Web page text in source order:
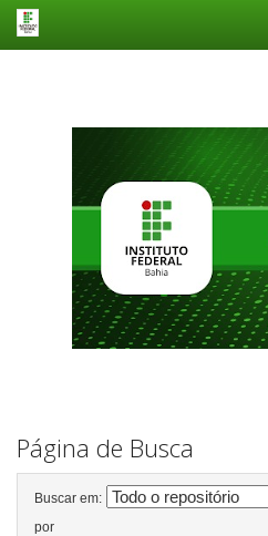
Página de Busca
Buscar em:
por